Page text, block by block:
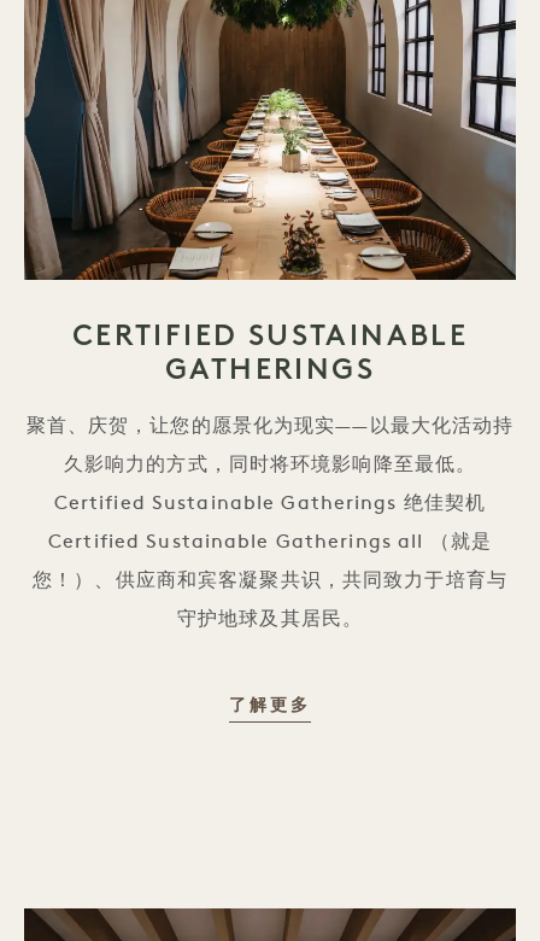
CERTIFIED SUSTAINABLE
GATHERINGS
聚首、庆贺，让您的愿景化为现实——以最大化活动持
久影响力的方式，同时将环境影响降至最低。
Certified Sustainable Gatherings 绝佳契机
Certified Sustainable Gatherings all （就是
您！）、供应商和宾客凝聚共识，共同致力于培育与
守护地球及其居民。
了解更多